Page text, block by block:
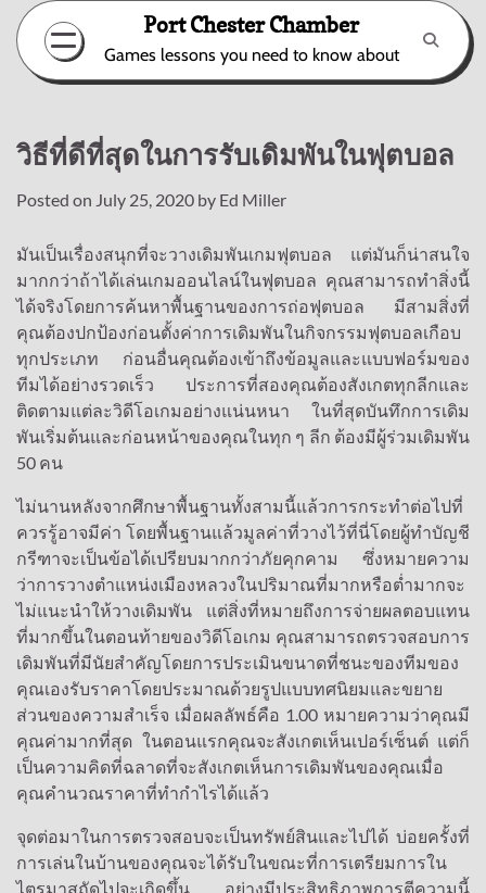
Skip
content
Port Chester Chamber
Games lessons you need to know about
วิธีที่ดีที่สุดในการรับเดิมพันในฟุตบอล
Posted on July 25, 2020 by Ed Miller
มันเป็นเรื่องสนุกที่จะวางเดิมพันเกมฟุตบอล แต่มันก็น่าสนใจ
มากกว่าถ้าได้เล่นเกมออนไลน์ในฟุตบอล คุณสามารถทำสิ่งนี้
ได้จริงโดยการค้นหาพื้นฐานของการถ่อฟุตบอล มีสามสิ่งที่
คุณต้องปกป้องก่อนตั้งค่าการเดิมพันในกิจกรรมฟุตบอลเกือบ
ทุกประเภท ก่อนอื่นคุณต้องเข้าถึงข้อมูลและแบบฟอร์มของ
ทีมได้อย่างรวดเร็ว ประการที่สองคุณต้องสังเกตทุกลีกและ
ติดตามแต่ละวิดีโอเกมอย่างแน่นหนา ในที่สุดบันทึกการเดิม
พันเริ่มต้นและก่อนหน้าของคุณในทุก ๆ ลีก ต้องมีผู้ร่วมเดิมพัน
50 คน
ไม่นานหลังจากศึกษาพื้นฐานทั้งสามนี้แล้วการกระทำต่อไปที่
ควรรู้อาจมีค่า โดยพื้นฐานแล้วมูลค่าที่วางไว้ที่นี่โดยผู้ทำบัญชี
กรีฑาจะเป็นข้อได้เปรียบมากกว่าภัยคุกคาม ซึ่งหมายความ
ว่าการวางตำแหน่งเมืองหลวงในปริมาณที่มากหรือต่ำมากจะ
ไม่แนะนำให้วางเดิมพัน แต่สิ่งที่หมายถึงการจ่ายผลตอบแทน
ที่มากขึ้นในตอนท้ายของวิดีโอเกม คุณสามารถตรวจสอบการ
เดิมพันที่มีนัยสำคัญโดยการประเมินขนาดที่ชนะของทีมของ
คุณเองรับราคาโดยประมาณด้วยรูปแบบทศนิยมและขยาย
ส่วนของความสำเร็จ เมื่อผลลัพธ์คือ 1.00 หมายความว่าคุณมี
คุณค่ามากที่สุด ในตอนแรกคุณจะสังเกตเห็นเปอร์เซ็นต์ แต่ก็
เป็นความคิดที่ฉลาดที่จะสังเกตเห็นการเดิมพันของคุณเมื่อ
คุณคำนวณราคาที่ทำกำไรได้แล้ว
จุดต่อมาในการตรวจสอบจะเป็นทรัพย์สินและไปได้ บ่อยครั้งที่
การเล่นในบ้านของคุณจะได้รับในขณะที่การเตรียมการใน
ไตรมาสถัดไปจะเกิดขึ้น อย่างมีประสิทธิภาพการตีความนี้